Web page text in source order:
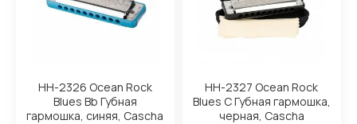
HH-2326 Ocean Rock
Blues Bb Губная
гармошка, синяя, Cascha
HH-2327 Ocean Rock
Blues C Губная гармошка,
черная, Cascha